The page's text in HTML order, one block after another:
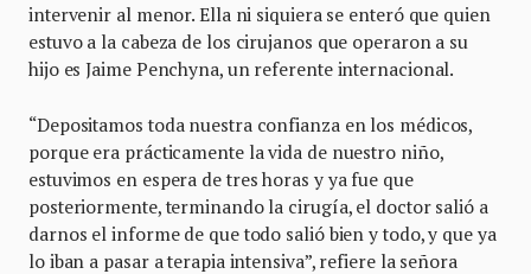
intervenir al menor. Ella ni siquiera se enteró que quien
estuvo a la cabeza de los cirujanos que operaron a su
hijo es Jaime Penchyna, un referente internacional.
“Depositamos toda nuestra confianza en los médicos,
porque era prácticamente la vida de nuestro niño,
estuvimos en espera de tres horas y ya fue que
posteriormente, terminando la cirugía, el doctor salió a
darnos el informe de que todo salió bien y todo, y que ya
lo iban a pasar a terapia intensiva”, refiere la señora